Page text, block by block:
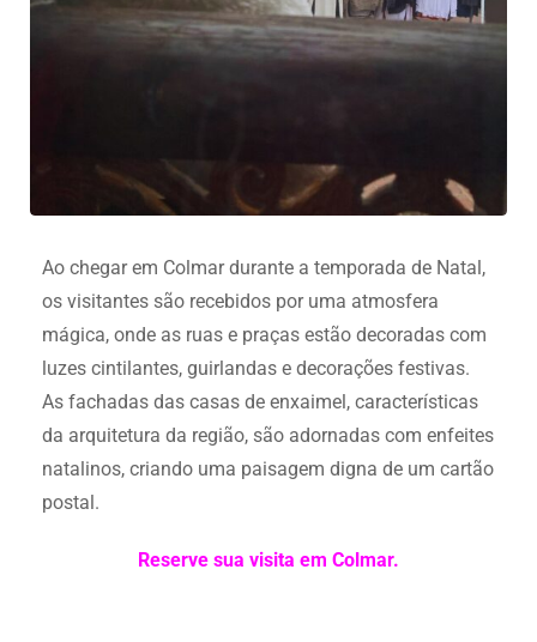
Ao chegar em Colmar durante a temporada de Natal,
os visitantes são recebidos por uma atmosfera
mágica, onde as ruas e praças estão decoradas com
luzes cintilantes, guirlandas e decorações festivas.
As fachadas das casas de enxaimel, características
da arquitetura da região, são adornadas com enfeites
natalinos, criando uma paisagem digna de um cartão
postal.
Reserve sua visita em Colmar.